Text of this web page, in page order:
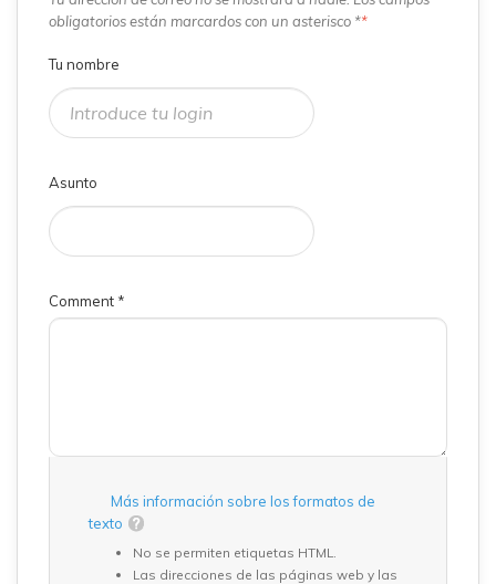
obligatorios están marcardos con un asterisco **
Tu nombre
Asunto
Comment *
Más información sobre los formatos de
texto
No se permiten etiquetas HTML.
Las direcciones de las páginas web y las